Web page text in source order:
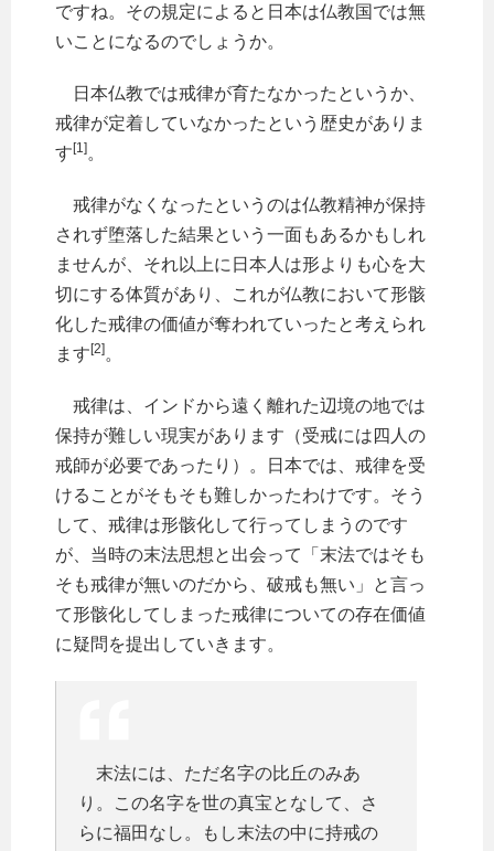
ですね。その規定によると日本は仏教国では無
いことになるのでしょうか。
日本仏教では戒律が育たなかったというか、
戒律が定着していなかったという歴史がありま
す[1]。
戒律がなくなったというのは仏教精神が保持
されず堕落した結果という一面もあるかもしれ
ませんが、それ以上に日本人は形よりも心を大
切にする体質があり、これが仏教において形骸
化した戒律の価値が奪われていったと考えられ
ます[2]。
戒律は、インドから遠く離れた辺境の地では
保持が難しい現実があります（受戒には四人の
戒師が必要であったり）。日本では、戒律を受
けることがそもそも難しかったわけです。そう
して、戒律は形骸化して行ってしまうのです
が、当時の末法思想と出会って「末法ではそも
そも戒律が無いのだから、破戒も無い」と言っ
て形骸化してしまった戒律についての存在価値
に疑問を提出していきます。
末法には、ただ名字の比丘のみあ
り。この名字を世の真宝となして、さ
らに福田なし。もし末法の中に持戒の